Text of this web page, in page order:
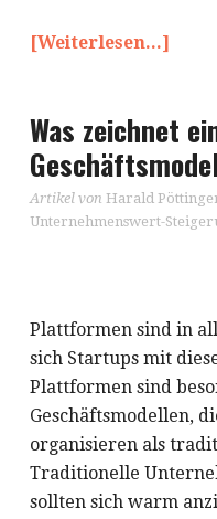
[Weiterlesen...]
Was zeichnet
Artikel von Harald
Unternehmenswert-
Plattformen sind in
sich Startups mit
Plattformen sind
Geschäftsmodellen,
organisieren als
Traditionelle
sollten sich warm